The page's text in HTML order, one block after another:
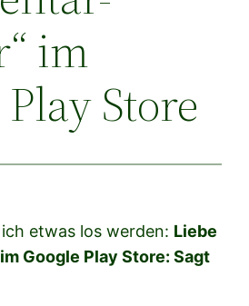
im
Store
etwas los werden: Liebe
Google Play Store: Sagt